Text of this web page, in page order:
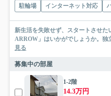
駐輪場 インターネット対応
新生活を失敗せず、スタートさせ
ARROW」はいかがでしょうか。独
見る
募集中の部屋
1-2階
14.3万円